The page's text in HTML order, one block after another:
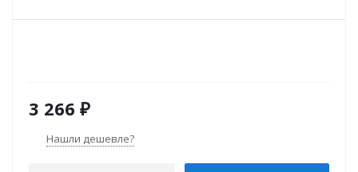
3 266 ₽
Нашли дешевле?